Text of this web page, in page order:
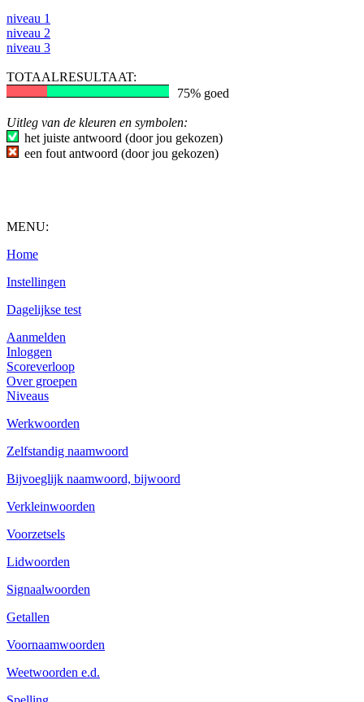
niveau 1
niveau 2
niveau 3
TOTAALRESULTAAT:
75% goed
Uitleg van de kleuren en symbolen:
het juiste antwoord (door jou gekozen)
een fout antwoord (door jou gekozen)
MENU:
Home
Instellingen
Dagelijkse test
Aanmelden
Inloggen
Scoreverloop
Over groepen
Niveaus
Werkwoorden
Zelfstandig naamwoord
Bijvoeglijk naamwoord, bijwoord
Verkleinwoorden
Voorzetsels
Lidwoorden
Signaalwoorden
Getallen
Voornaamwoorden
Weetwoorden e.d.